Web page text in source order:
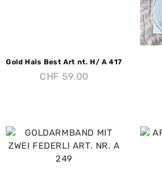
Gold Hals Best Art nt. H/ A 417
CHF 59.00